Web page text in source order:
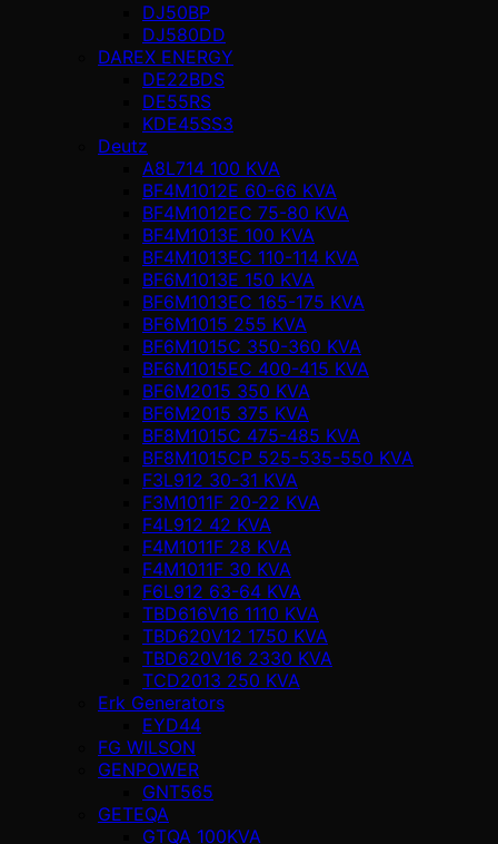
DJ50BP
DJ580DD
DAREX ENERGY
DE22BDS
DE55RS
KDE45SS3
Deutz
A8L714 100 KVA
BF4M1012E 60-66 KVA
BF4M1012EC 75-80 KVA
BF4M1013E 100 KVA
BF4M1013EC 110-114 KVA
BF6M1013E 150 KVA
BF6M1013EC 165-175 KVA
BF6M1015 255 KVA
BF6M1015C 350-360 KVA
BF6M1015EC 400-415 KVA
BF6M2015 350 KVA
BF6M2015 375 KVA
BF8M1015C 475-485 KVA
BF8M1015CP 525-535-550 KVA
F3L912 30-31 KVA
F3M1011F 20-22 KVA
F4L912 42 KVA
F4M1011F 28 KVA
F4M1011F 30 KVA
F6L912 63-64 KVA
TBD616V16 1110 KVA
TBD620V12 1750 KVA
TBD620V16 2330 KVA
TCD2013 250 KVA
Erk Generators
EYD44
FG WILSON
GENPOWER
GNT565
GETEQA
GTQA 100KVA